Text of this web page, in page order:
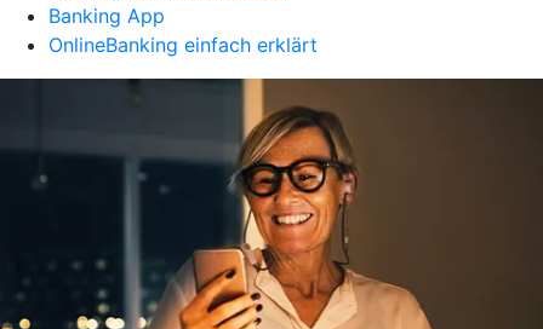
Banking App
OnlineBanking einfach erklärt